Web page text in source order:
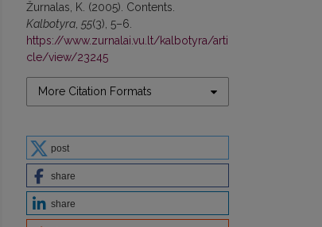
Žurnalas, K. (2005). Contents.
Kalbotyra 55(3), 5–6.
https://www.zurnalai.vu.lt/kalbotyra/arti
cle/view/23245
More Citation Formats
post
share
share